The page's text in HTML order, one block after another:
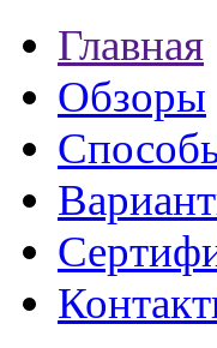
Главная
Обзоры